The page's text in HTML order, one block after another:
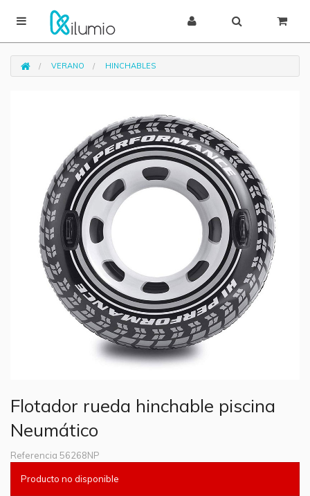
VERANO HINCHABLES
Flotador rueda hinchable piscina
Neumático
Referencia 56268NP
Producto no disponible